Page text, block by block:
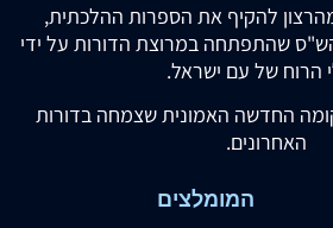
להקיף את הספרות ההלכתית,
הש"ס שהתפתחה במרוצת הדורות על ידי
הרוח של עם ישראל.
החדשה האמונית שצמחה בדורות
האחרונים.
המומלצים